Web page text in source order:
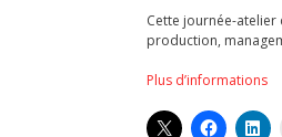
Cette journée-atelier
production,
Plus d’informations